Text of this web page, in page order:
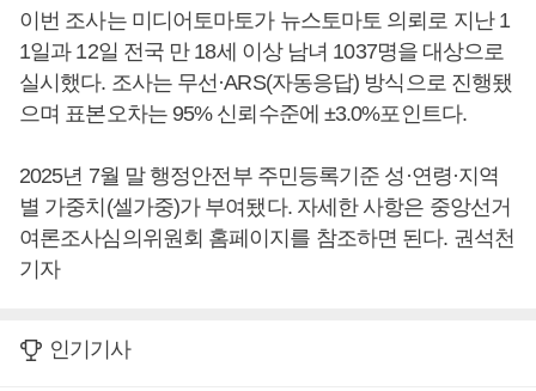
이번 조사는 미디어토마토가 뉴스토마토 의뢰로 지난 1
1일과 12일 전국 만 18세 이상 남녀 1037명을 대상으로
실시했다. 조사는 무선·ARS(자동응답) 방식으로 진행됐
으며 표본오차는 95% 신뢰수준에 ±3.0%포인트다.
2025년 7월 말 행정안전부 주민등록기준 성·연령·지역
별 가중치(셀가중)가 부여됐다. 자세한 사항은 중앙선거
여론조사심의위원회 홈페이지를 참조하면 된다. 권석천
기자
인기기사